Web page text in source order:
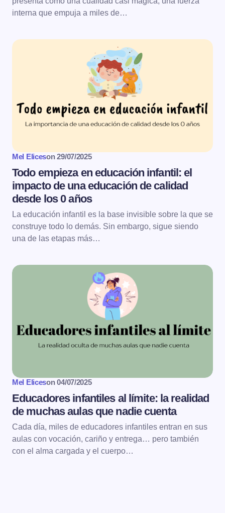
interna que empuja a miles de…
Mel Eliceson 29/07/2025
Todo empieza en educación infantil: el
impacto de una educación de calidad
desde los 0 años
La educación infantil es la base invisible sobre la que se
construye todo lo demás. Sin embargo, sigue siendo
una de las etapas más…
Mel Eliceson 04/07/2025
Educadores infantiles al límite: la realidad
de muchas aulas que nadie cuenta
Cada día, miles de educadores infantiles entran en sus
aulas con vocación, cariño y entrega… pero también
con el alma cargada y el cuerpo…